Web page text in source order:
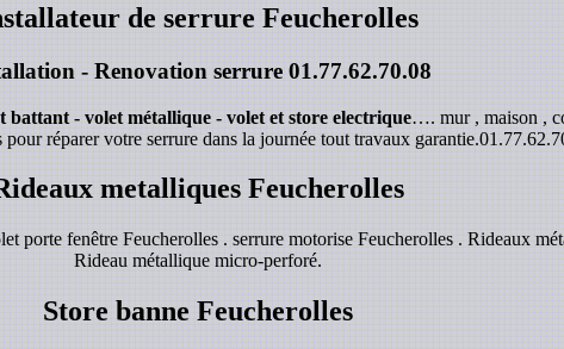
de serrure Feucherolles
- Renovation serrure01.77.62.70.08
- volet métallique - volet et store electrique…. mur , maison ,
pour réparer votre serrure dans la journée tout travaux garantie.
metalliques Feucherolles
porte fenêtre Feucherolles . serrure motorise Feucherolles . Rideaux
Rideau métallique micro-perforé.
Store banne Feucherolles